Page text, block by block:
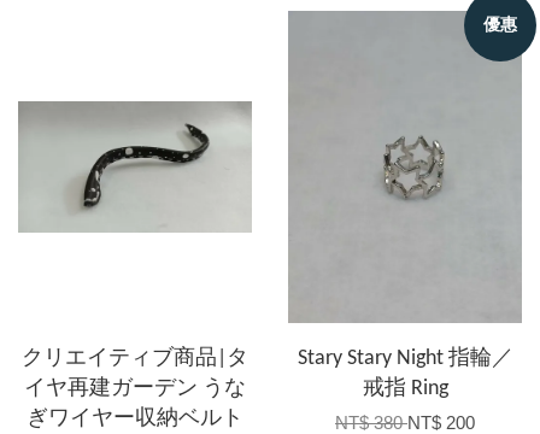
クリエイティブ商品|タ
イヤ再建ガーデン うな
ぎワイヤー収納ベルト
優惠
Stary Stary Night 指輪／
戒指 Ring
NT$ 380NT$ 200